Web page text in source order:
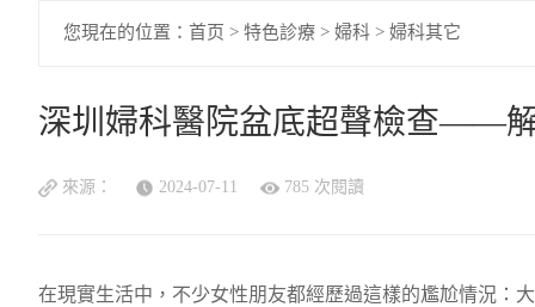
您現在的位置： 首页 > 特色診療 > 婦科 > 婦科其它
深圳婦科醫院盆底超聲檢查——
來源： 2024-07-11 785 次閱讀
在現實生活中，不少女性朋友都經歷過這樣的尷尬情況：